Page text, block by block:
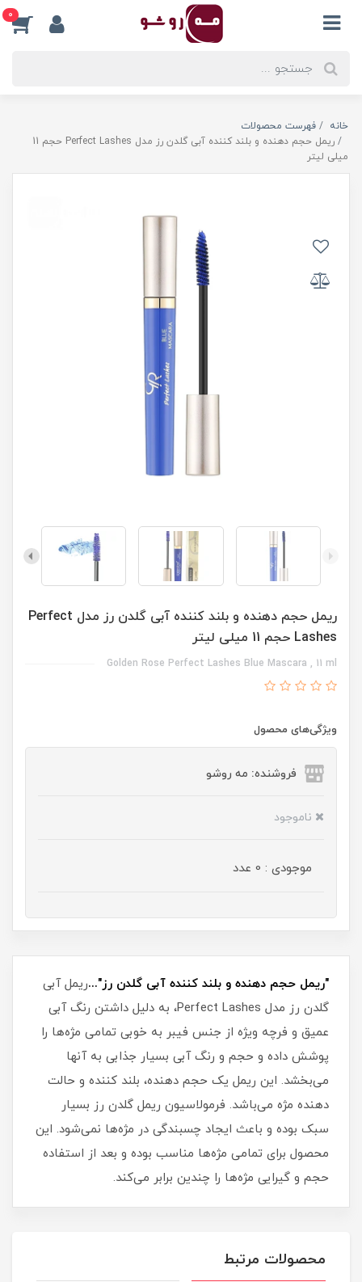
0
خانه
فهرست محصولات
ریمل حجم دهنده و بلند کننده آبی گلدن رز مدل Perfect Lashes حجم 11
میلی لیتر
ریمل حجم دهنده و بلند کننده آبی گلدن رز مدل Perfect
Lashes حجم 11 میلی لیتر
Golden Rose Perfect Lashes Blue Mascara , 11 ml
ویژگی‌های محصول
فروشنده: مه رو‌شو
ناموجود
موجودی : 0 عدد
"ریمل حجم دهنده و بلند کننده آبی گلدن رز"...ریمل آبی
گلدن رز مدل Perfect Lashes، به دلیل داشتن رنگ آبی
عمیق و فرچه ویژه از جنس فیبر به خوبی تمامی مژه‌ها را
پوشش داده و حجم و رنگ آبی بسیار جذابی به آنها
می‌بخشد. این ریمل یک حجم دهنده، بلند کننده و حالت
دهنده مژه می‌باشد. فرمولاسیون ریمل گلدن رز بسیار
سبک بوده و باعث ایجاد چسبندگی در مژه‌ها نمی‌شود. این
محصول برای تمامی مژه‌ها مناسب بوده و بعد از استفاده
حجم و گیرایی مژه‌ها را چندین برابر می‌کند.
محصولات مرتبط